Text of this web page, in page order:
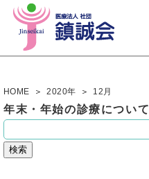
HOME 2020年 12 月
年末・年始の診療について
索: